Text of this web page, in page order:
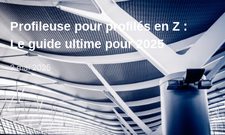
Profileuse pour profilés en Z :
Le guide ultime pour 2025
2 mai 2025